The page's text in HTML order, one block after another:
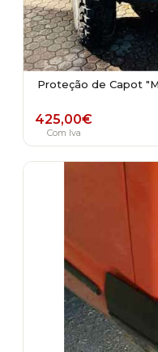
Proteção de Capot
425,00€
Com Iva